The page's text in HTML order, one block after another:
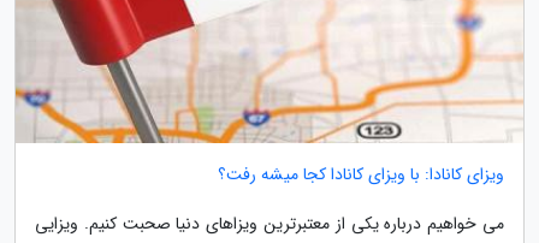
ویزای کانادا: با ویزای کانادا کجا میشه رفت؟
می خواهیم درباره یکی از معتبرترین ویزاهای دنیا صحبت کنیم. ویزایی